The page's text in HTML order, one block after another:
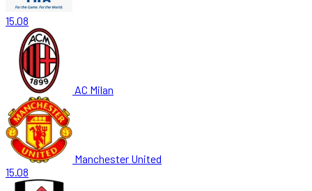
15.08
AC Milan
Manchester United
15.08